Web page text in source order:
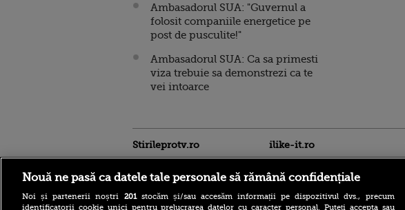
Ambasadorul SUA: "Guvernul a
folosit companiile energetice pe
post de pusculite!"
Ambasadorul SUA: Ca sa primesti
viza trebuie sa demonstrezi ca te
vei intoarce
Stirileprotv.ro ilike-it.ro
Nouă ne pasă ca datele tale personale să rămână confidențiale
Noi și partenerii noștri 201stocăm și/sau accesăm informații pe dispozitivul dvs., precum
identificatorii cookie unici pentru prelucrarea datelor cu caracter personal. Puteți accepta sau